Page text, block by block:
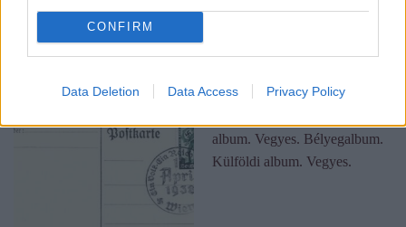
CONFIRM
Data Deletion Data Access Privacy Policy